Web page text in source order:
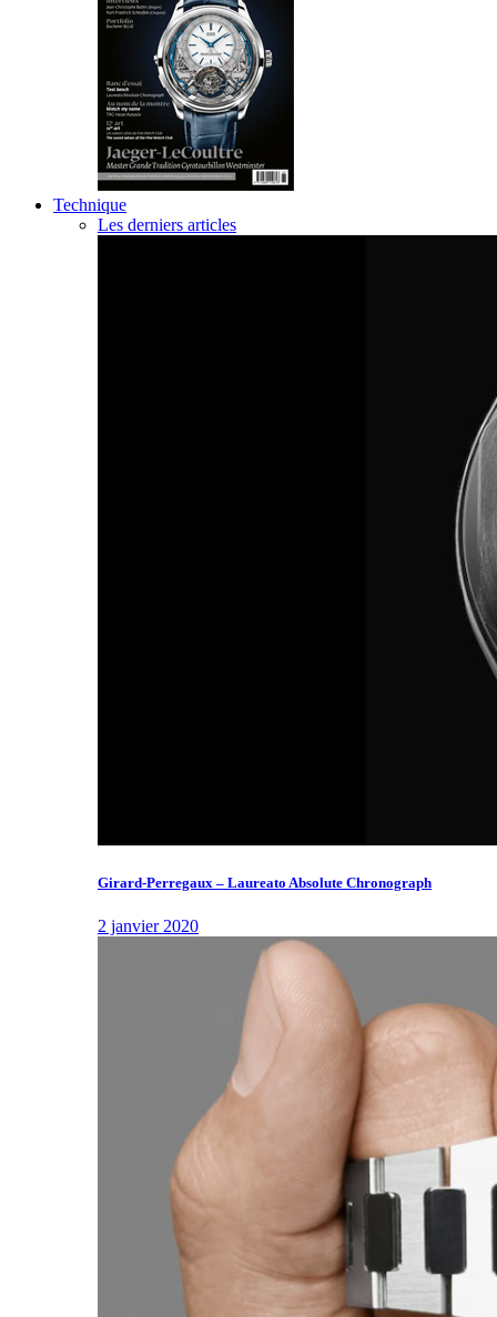
Technique
Les derniers articles
Girard-Perregaux – Laureato Absolute Chronograph
2 janvier 2020